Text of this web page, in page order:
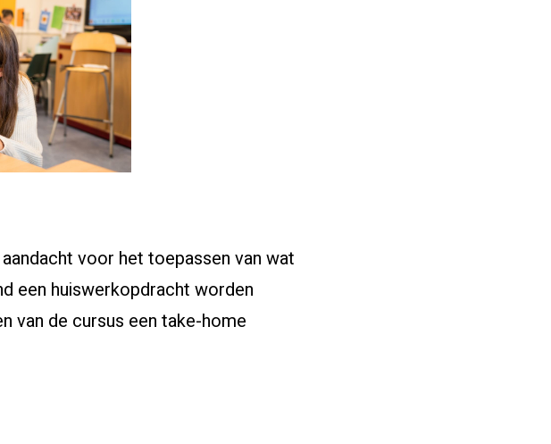
voor het toepassen van wat
een huiswerkopdracht worden
van de cursus een take-home